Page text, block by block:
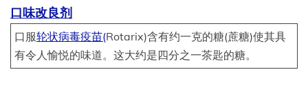
口味改良剂
口服轮状病毒疫苗(Rotarix)含有约一克的糖(蔗糖)使其具
有令人愉悦的味道。这大约是四分之一茶匙的糖。